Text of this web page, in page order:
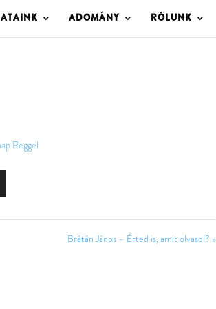
ADOMÁNY RÓLUNK
Reggel
Brátán János – Érted is, amit olvasol? »